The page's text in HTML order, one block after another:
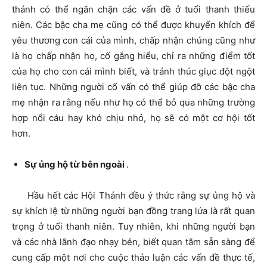
thánh có thể ngăn chặn các vấn đề ở tuổi thanh thiếu
niên. Các bậc cha mẹ cũng có thể được khuyến khích để
yêu thương con cái của mình, chấp nhận chúng cũng như
là họ chấp nhận họ, cố gắng hiểu, chỉ ra những điểm tốt
của họ cho con cái mình biết, và tránh thúc giục đột ngột
liên tục. Những người cố vấn có thể giúp đỡ các bậc cha
mẹ nhận ra rằng nếu như họ có thể bỏ qua những trường
hợp nổi cáu hay khó chịu nhỏ, họ sẽ có một cơ hội tốt
hơn.
Sự ủng hộ từ bên ngoài .
Hầu hết các Hội Thánh đều ý thức rằng sự ủng hộ và
sự khích lệ từ những người bạn đồng trang lứa là rất quan
trọng ở tuổi thanh niên. Tuy nhiên, khi những người bạn
và các nhà lãnh đạo nhạy bén, biết quan tâm sẵn sàng để
cung cấp một nơi cho cuộc thảo luận các vấn đề thực tế,